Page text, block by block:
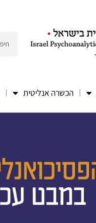
הכשרה אנליטית